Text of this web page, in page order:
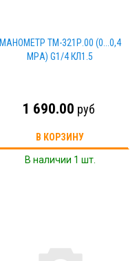
МАНОМЕТР ТМ-321Р.00 (0...0,4
МPА) G1/4 КЛ1.5
1 690.00 руб
В КОРЗИНУ
В наличии 1 шт.